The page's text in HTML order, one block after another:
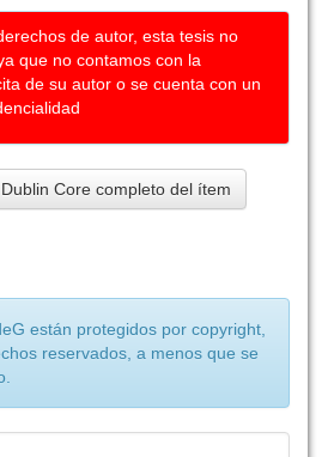
de autor, esta tesis no
que no contamos con la
de su autor o se cuenta con un
Core completo del ítem
están protegidos por copyright,
reservados, a menos que se